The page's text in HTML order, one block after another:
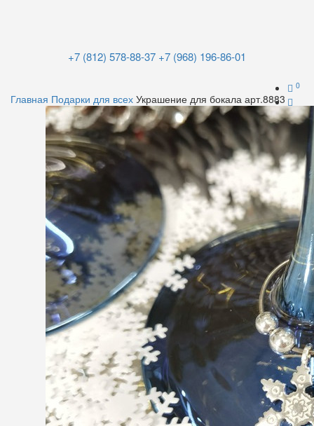
+7 (812) 578-88-37 +7 (968) 196-86-01
0
Главная Подарки для всех Украшение для бокала арт.8883